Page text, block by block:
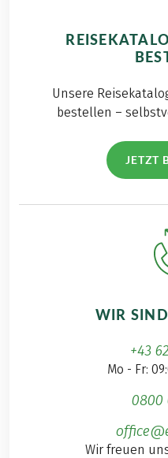
Unsere
bestellen –
JETZT
WIR
+43
Mo - Fr:
0800
Wir freuen